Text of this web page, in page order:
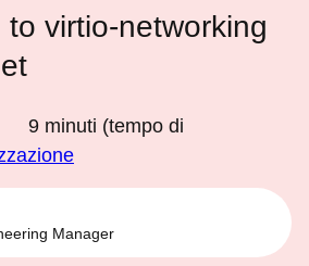
virtio-networking
9 minuti (tempo di
Manager